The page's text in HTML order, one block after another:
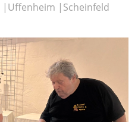
Uffenheim Scheinfeld